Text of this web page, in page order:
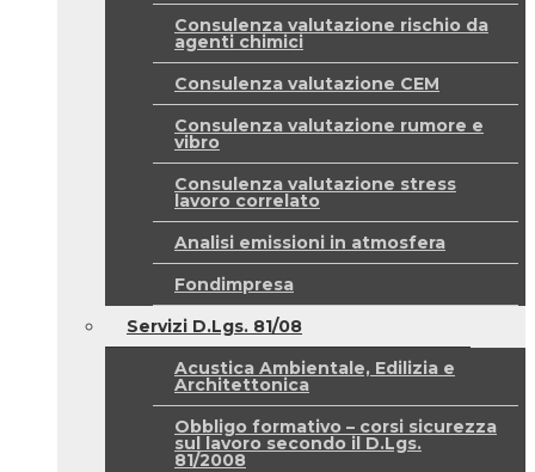
Consulenza valutazione rischio da
agenti chimici
Consulenza valutazione CEM
Consulenza valutazione rumore e
vibro
Consulenza valutazione stress
lavoro correlato
Analisi emissioni in atmosfera
Fondimpresa
Servizi D.Lgs. 81/08
Acustica Ambientale, Edilizia e
Architettonica
Obbligo formativo – corsi sicurezza
sul lavoro secondo il D.Lgs.
81/2008